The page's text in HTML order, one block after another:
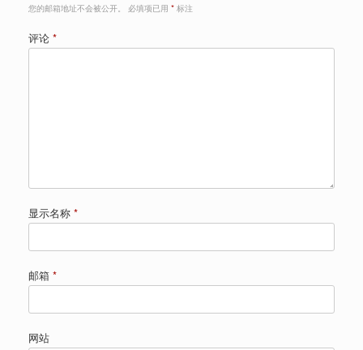
您的邮箱地址不会被公开。 必填项已用 * 标注
评论 *
显示名称 *
邮箱 *
网站